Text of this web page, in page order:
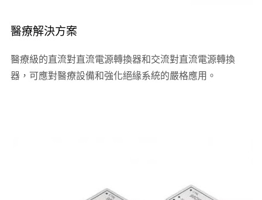
醫療解決方案
醫療級的直流對直流電源轉換器和交流對直流電源轉換
器，可應對醫療設備和強化絕緣系統的嚴格應用。